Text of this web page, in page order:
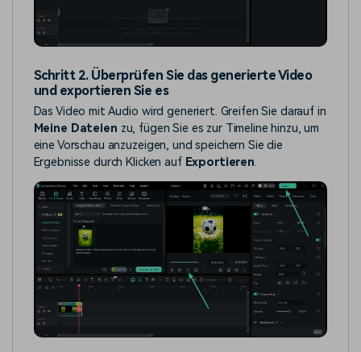
Schritt 2. Überprüfen Sie das generierte Video
und exportieren Sie es
Das Video mit Audio wird generiert. Greifen Sie darauf in
Meine Dateien zu, fügen Sie es zur Timeline hinzu, um
eine Vorschau anzuzeigen, und speichern Sie die
Ergebnisse durch Klicken auf Exportieren.